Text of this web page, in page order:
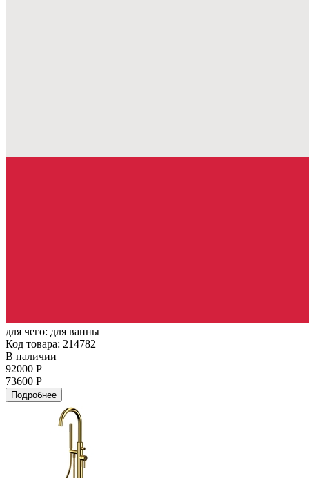
для чего: для ванны
Код товара: 214782
В наличии
92000 Р
73600 Р
Подробнее